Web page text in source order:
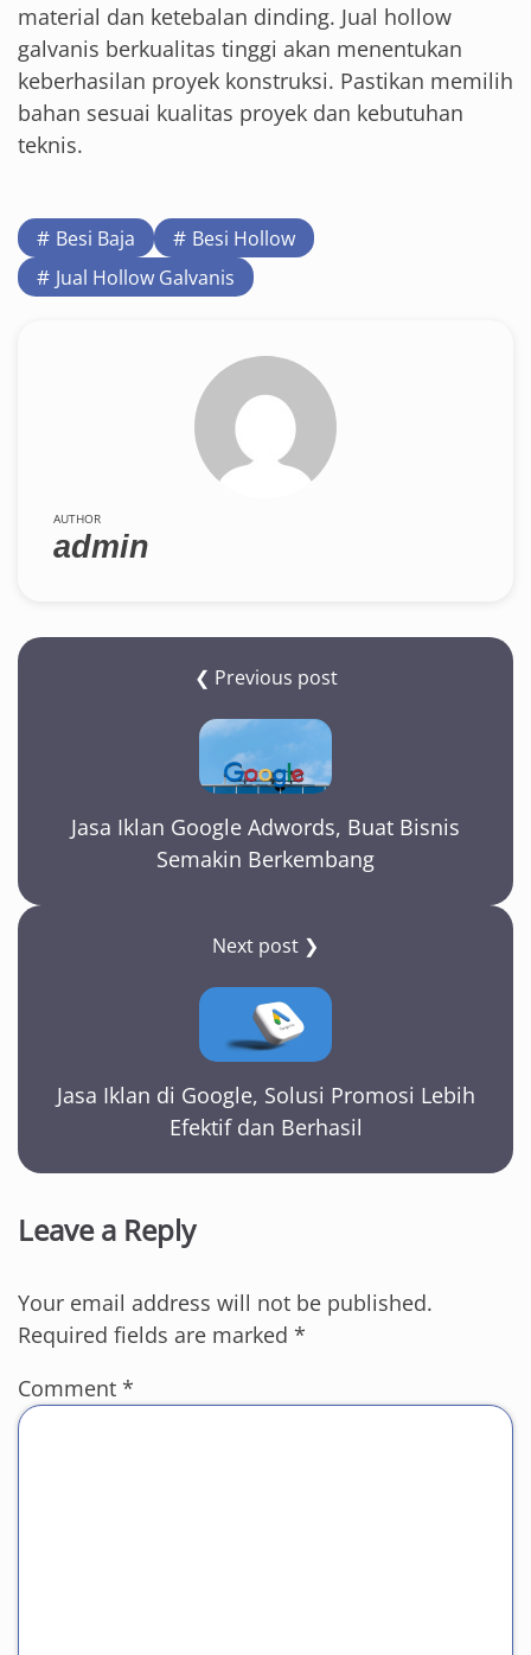
material dan ketebalan dinding. Jual hollow
galvanis berkualitas tinggi akan menentukan
keberhasilan proyek konstruksi. Pastikan memilih
bahan sesuai kualitas proyek dan kebutuhan
teknis.
Besi Baja
Besi Hollow
Jual Hollow Galvanis
AUTHOR
admin
❮ Previous post
Jasa Iklan Google Adwords, Buat Bisnis
Semakin Berkembang
Next post ❯
Jasa Iklan di Google, Solusi Promosi Lebih
Efektif dan Berhasil
Leave a Reply
Your email address will not be published.
Required fields are marked *
Comment *